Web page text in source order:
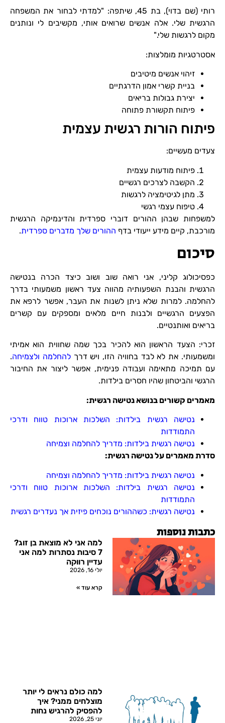
רותי (שם בדוי), בת 45, שיתפה: "למדתי לבחור את המשפחה
הרגשית שלי. אלה אנשים שרואים אותי, מקשיבים לי ונותנים
מקום לרגשות שלי."
אסטרטגיות מומלצות:
זיהוי אנשים מיטיבים
בניית קשרי אמון הדרגתיים
יצירת גבולות בריאים
פיתוח תקשורת פתוחה
פיתוח הורות רגשית עצמית
צעדים מעשיים:
פיתוח מודעות עצמית
הקשבה לצרכים רגשיים
מתן לגיטימציה לרגשות
טיפוח עצמי רגשי
למשפחות שבהן ההורים דוברי ספרדית והדינמיקה הרגשית
מורכבת, קיים מידע ייעודי בדף ההורים שלך מדברים ספרדית.
סיכום
כפסיכולוג קליני, אני רואה שוב ושוב כיצד הכרה בנטישה
הרגשית והבנת השפעותיה מהווה צעד ראשון משמעותי בדרך
להחלמה. למרות שלא ניתן לשנות את העבר, אפשר לרפא את
הפצעים הרגשיים ולבנות חיים מלאים ומספקים עם קשרים
בריאים ואותנטיים.
זכרי: הצעד הראשון הוא להכיר בכך שמה שחווית הוא אמיתי
ומשמעותי. את לא לבד בחוויה הזו, ויש דרךלהחלמה ולצמיחה.
עם תמיכה מתאימה ועבודה פנימית, אפשר ליצור את החיבור
הרגשי והביטחון שהיו חסרים בילדות.
מאמרים קשורים בנושא נטישה רגשית:
נטישה רגשית בילדות: השלכות ארוכות טווח ודרכי
התמודדות
נטישה רגשית בילדות: מדריך להחלמה וצמיחה
סדרת מאמרים על נטישה רגשית:
נטישה רגשית בילדות: מדריך להחלמה וצמיחה
נטישה רגשית בילדות: השלכות ארוכות טווח ודרכי
התמודדות
נטישה רגשית: כשההורים נוכחים פיזית אך נעדרים רגשית
כתבות נוספות
למה אני לא מוצאת בן זוג?
7 סיבות נסתרות למה אני
עדיין רווקה
יולי 16, 2026
קרא עוד »
למה כולם נראים לי יותר
מוצלחים ממני? איך
להפסיק להרגיש נחות
יוני 25, 2026